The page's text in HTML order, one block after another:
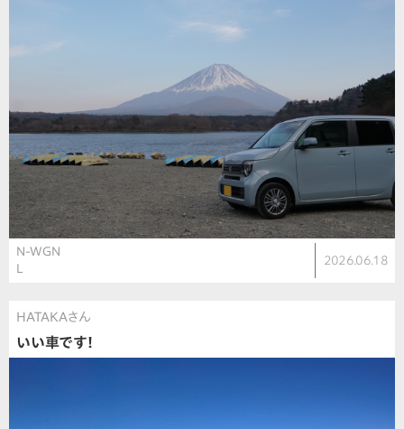
N-WGN
2026.06.18
HATAKAさん
いい車です！